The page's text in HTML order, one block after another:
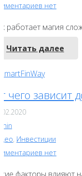
нет
работает магия
Читать далее
чего зависит
, Инвестиции
нет